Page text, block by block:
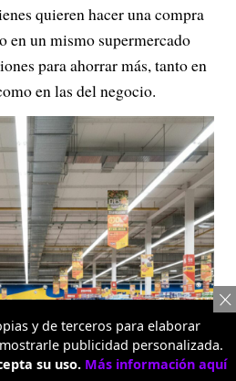
quieren hacer una compra
en un mismo supermercado
para ahorrar más, tanto en
en las del negocio.
y de terceros para elaborar
publicidad personalizada.
su uso. Más información aquí